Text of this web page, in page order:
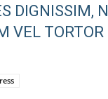
DIGNISSIM,
VEL TORTOR